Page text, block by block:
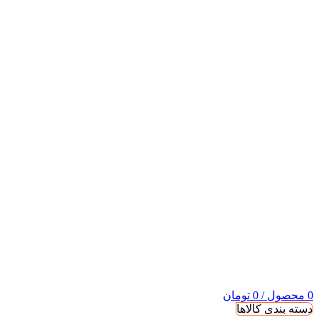
0 محصول /
0 تومان
دسته بندی کالاها